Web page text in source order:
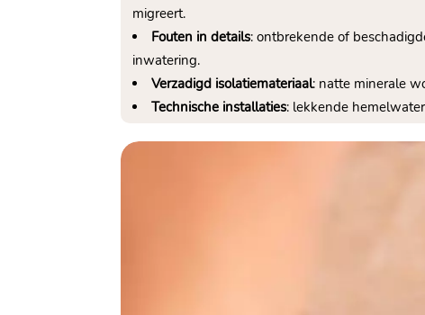
migreert.​
Fouten in details: ontbrekende of
inwatering.​
Verzadigd isolatiemateriaal: natte minerale
Technische installaties: lekkende